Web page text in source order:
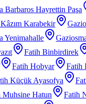
Barbaros Hayrettin Paşa
Karabekir
Yenimahalle
Fatih Binbirdirek
Fatih Hobyar Fatih
Küçük Ayasofya
Muhsine Hatun Fatih